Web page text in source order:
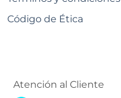
Código de Ética
Atención al Cliente